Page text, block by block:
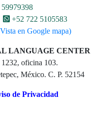
+52 722 5105583
en Google mapa)
LANGUAGE CENTER
oficina 103.
México. C. P. 52154
de Privacidad